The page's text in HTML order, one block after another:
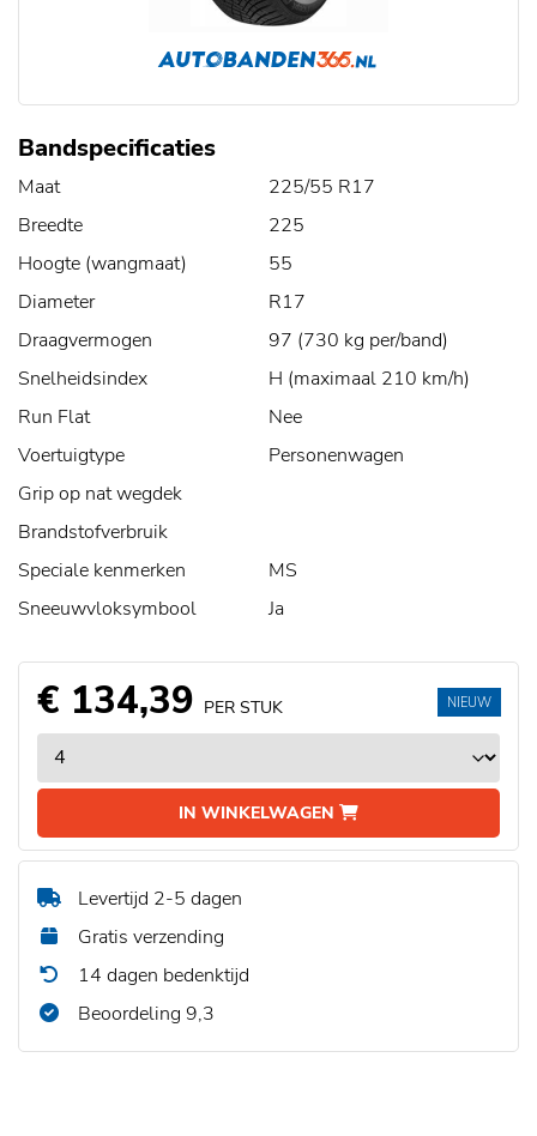
Bandspecificaties
Maat
225/55 R17
Breedte
225
Hoogte (wangmaat)
55
Diameter
R17
Draagvermogen
97 (730 kg per/band)
Snelheidsindex
H (maximaal 210 km/h)
Run Flat
Nee
Voertuigtype
Personenwagen
Grip op nat wegdek
Brandstofverbruik
Speciale kenmerken
MS
Sneeuwvloksymbool
Ja
€ 134,39 PER STUK
IN WINKELWAGEN
NIEUW
Levertijd 2-5 dagen
Gratis verzending
14 dagen bedenktijd
Beoordeling 9,3